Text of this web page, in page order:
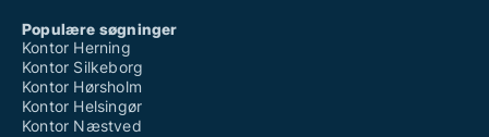
Populære søgninger
Kontor Herning
Kontor Silkeborg
Kontor Hørsholm
Kontor Helsingør
Kontor Næstved